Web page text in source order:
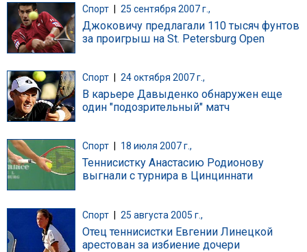
Спорт 25 сентября 2007 г.,
Джоковичу предлагали 110 тысяч фунтов
за проигрыш на St. Petersburg Open
Спорт 24 октября 2007 г.,
В карьере Давыденко обнаружен еще
один "подозрительный" матч
Спорт 18 июля 2007 г.,
Теннисистку Анастасию Родионову
выгнали с турнира в Цинциннати
Спорт | 25 августа 2005 г.,
Отец теннисистки Евгении Линецкой
арестован за избиение дочери